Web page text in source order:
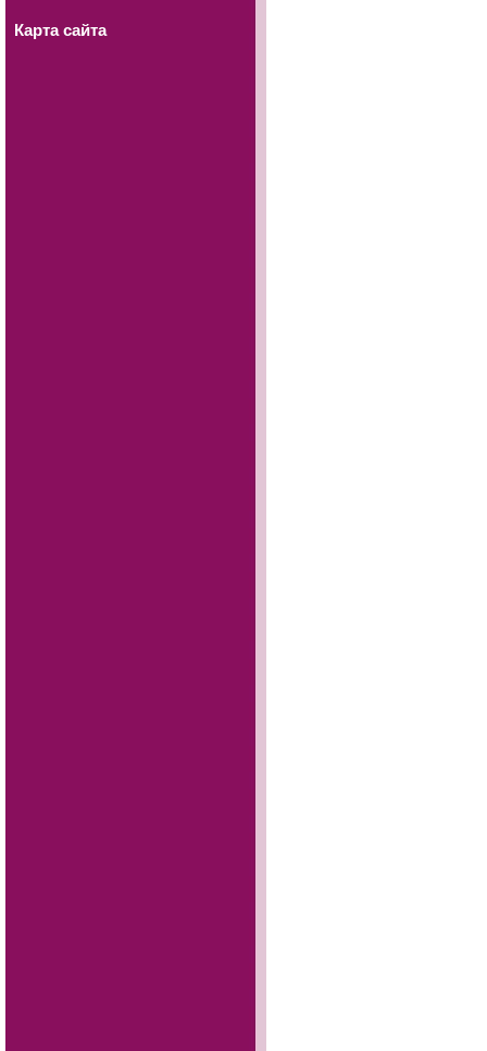
Карта сайта